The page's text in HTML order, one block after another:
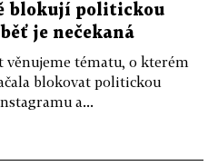
blokují politickou
je nečekaná
věnujeme tématu, o kterém
blokovat politickou
a...